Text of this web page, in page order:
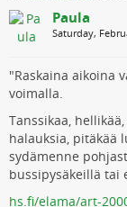
Paula
Saturday,
"Raskaina aikoina
voimalla.
Tanssikaa,
halauksia, pitäkää
sydämenne
bussipysäkeillä tai
hs.fi/elama/art-